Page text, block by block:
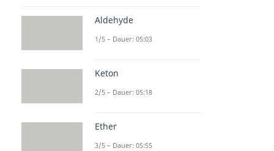
Aldehyde
1/5 – Dauer: 05:03
Keton
2/5 – Dauer: 05:18
Ether
3/5 – Dauer: 05:55